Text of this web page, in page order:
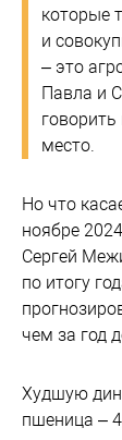
которые
и
– это
Павла и
место.
Но что
ноябре
Сергей
по итогу
чем за год
Худшую
пшеница –